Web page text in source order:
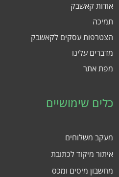
אודות קאשבק
תמיכה
הצטרפות עסקים לקאשבק
מדברים עלינו
מפת אתר
כלים שימושיים
מעקב משלוחים
איתור מיקוד לכתובת
מחשבון מיסים ומכס